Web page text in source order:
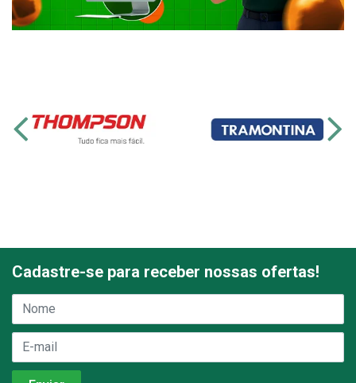
Cadastre-se para receber nossas ofertas!